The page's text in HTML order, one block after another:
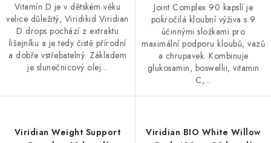
Vitamín D je v dětském věku
velice důležitý, Viridikid Viridian
D drops pochází z extraktu
lišejníku a je tedy čistě přírodní
a dobře vstřebatelný. Základem
je slunečnicový olej...
Joint Complex 90 kapslí je
pokročilá kloubní výživa s 9
účinnými složkami pro
maximální podporu kloubů, vazů
a chrupavek. Kombinuje
glukosamin, boswellii, vitamin
C,...
Viridian Weight Support
Viridian BIO White Willow